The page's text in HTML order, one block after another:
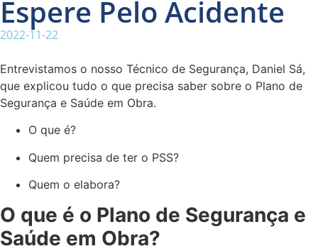
Espere Pelo Acidente
2022-11-22
Entrevistamos o nosso Técnico de Segurança, Daniel Sá,
que explicou tudo o que precisa saber sobre o Plano de
Segurança e Saúde em Obra.
O que é?
Quem precisa de ter o PSS?
Quem o elabora?
O que é o Plano de Segurança e
Saúde em Obra?